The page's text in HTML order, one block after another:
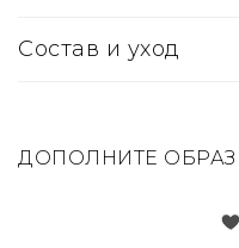
Состав и уход
ДОПОЛНИТЕ ОБРАЗ